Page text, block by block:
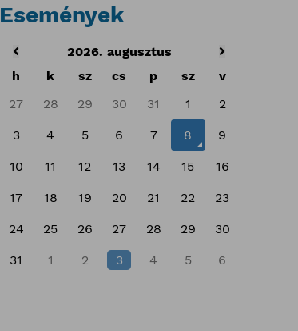
Események
2026. augusztus
h
k sz cs p sz
v
27
28 29 30 31 1 2
3 4 5 6 7 8 9
10 11 12 13 14 15 16
17 18 19 20 21 22 23
24 25 26 27 28 29 30
31 1 2 3 4 5 6